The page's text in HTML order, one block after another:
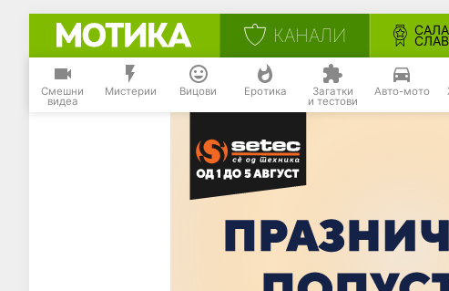
КАНАЛИ
Смешни
видеа
Мистерии Вицови Еротика Загатки
и тестови
Авто-мото